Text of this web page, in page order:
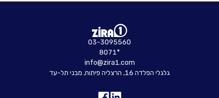
03-3095560
8071*
info@zira1.com
גלגלי הפלדה 16, הרצליה פיתוח, מבני תל-עד